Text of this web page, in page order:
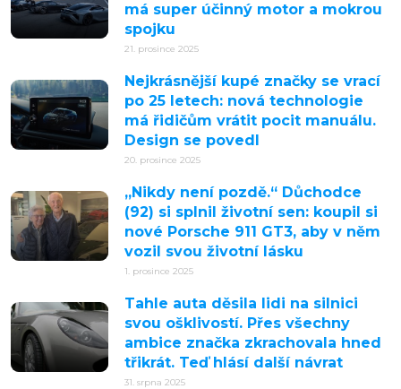
má super účinný motor a mokrou
spojku
21. prosince 2025
Nejkrásnější kupé značky se vrací
po 25 letech: nová technologie
má řidičům vrátit pocit manuálu.
Design se povedl
20. prosince 2025
„Nikdy není pozdě.“ Důchodce
(92) si splnil životní sen: koupil si
nové Porsche 911 GT3, aby v něm
vozil svou životní lásku
1. prosince 2025
Tahle auta děsila lidi na silnici
svou ošklivostí. Přes všechny
ambice značka zkrachovala hned
třikrát. Teď hlásí další návrat
31. srpna 2025